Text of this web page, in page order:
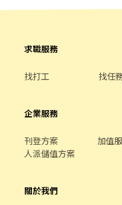
07:00~13:30+17:30~00:00 (
23:30~03:30 (上班約2~4小
排休制 (輪班人員依照當月紅
＝＝ 📍【一般店-缺額門市 ↓ ↓ ↓】： 桃園永安
民有店-桃園市桃園區民有三
中埔一街105號1樓 桃園莊敬店-桃園市桃園區莊敬路一段320號1樓
↓】 桃園民安 - 智取店-桃園市桃園區民安路124號1樓 桃園大業 -
求職服務
找打工 找任
企業服務
刊登方案 加值
人派儲值方案
關於我們